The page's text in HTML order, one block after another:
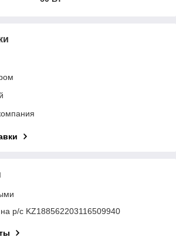
р/с KZ188562203116509940